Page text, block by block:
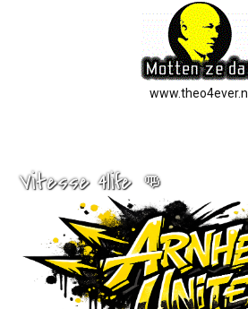
www.theo4ever.nl
Vitesse 4life 👊